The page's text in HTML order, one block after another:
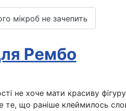
мікроб не зачепить
Рембо
не хоче мати красиву
що раніше клеймилось